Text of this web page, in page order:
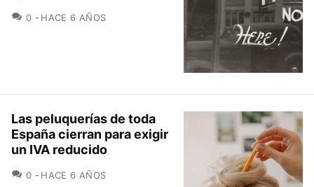
0 COMENTARIOS
HACE 6 AÑOS
Las peluquerías de toda
España cierran para exigir
un IVA reducido
0 COMENTARIOS
HACE 6 AÑOS